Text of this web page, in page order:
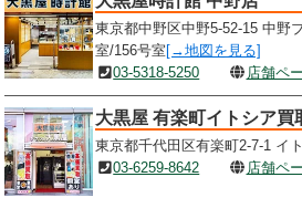
東京都中野区中野5-52-15 中野
室/156号室 [→地図を見る]
03-5318-5250
店舗ペ
大黒屋 有楽町イトシア買
東京都千代田区有楽町2-7-1 イ
03-6259-8642
店舗ペ